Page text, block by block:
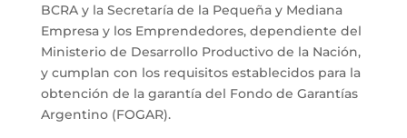
BCRA y la Secretaría de la Pequeña y Mediana
Empresa y los Emprendedores, dependiente del
Ministerio de Desarrollo Productivo de la Nación,
y cumplan con los requisitos establecidos para la
obtención de la garantía del Fondo de Garantías
Argentino (FOGAR).